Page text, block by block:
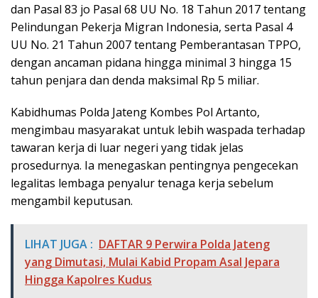
dan Pasal 83 jo Pasal 68 UU No. 18 Tahun 2017 tentang
Pelindungan Pekerja Migran Indonesia, serta Pasal 4
UU No. 21 Tahun 2007 tentang Pemberantasan TPPO,
dengan ancaman pidana hingga minimal 3 hingga 15
tahun penjara dan denda maksimal Rp 5 miliar.
Kabidhumas Polda Jateng Kombes Pol Artanto,
mengimbau masyarakat untuk lebih waspada terhadap
tawaran kerja di luar negeri yang tidak jelas
prosedurnya. Ia menegaskan pentingnya pengecekan
legalitas lembaga penyalur tenaga kerja sebelum
mengambil keputusan.
LIHAT JUGA : DAFTAR 9 Perwira Polda Jateng
yang Dimutasi, Mulai Kabid Propam Asal Jepara
Hingga Kapolres Kudus